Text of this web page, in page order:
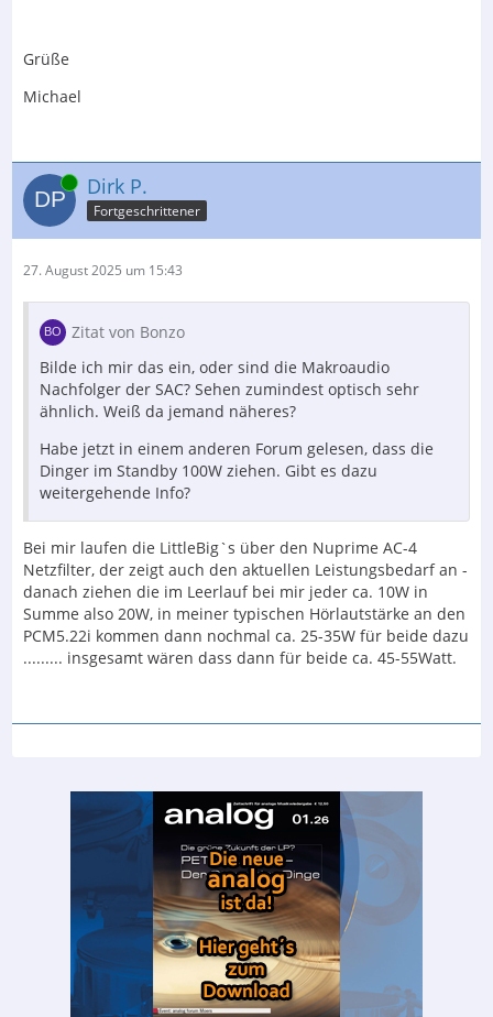
Grüße
Michael
Online Dirk P.
Fortgeschrittener
27. August 2025 um 15:43
Zitat von Bonzo
Bilde ich mir das ein, oder sind die Makroaudio
Nachfolger der SAC? Sehen zumindest optisch sehr
ähnlich. Weiß da jemand näheres?
Habe jetzt in einem anderen Forum gelesen, dass die
Dinger im Standby 100W ziehen. Gibt es dazu
weitergehende Info?
Bei mir laufen die LittleBig`s über den Nuprime AC-4
Netzfilter, der zeigt auch den aktuellen Leistungsbedarf an -
danach ziehen die im Leerlauf bei mir jeder ca. 10W in
Summe also 20W, in meiner typischen Hörlautstärke an den
PCM5.22i kommen dann nochmal ca. 25-35W für beide dazu
......... insgesamt wären dass dann für beide ca. 45-55Watt.